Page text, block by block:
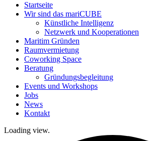
Startseite
Wir sind das mariCUBE
Künstliche Intelligenz
Netzwerk und Kooperationen
Maritim Gründen
Raumvermietung
Coworking Space
Beratung
Gründungsbegleitung
Events und Workshops
Jobs
News
Kontakt
Loading view.